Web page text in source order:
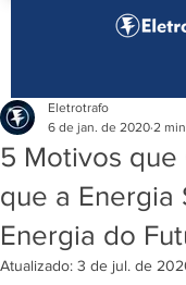
5 Motivos que
que a Energia
Energia do
Eletrotrafo
6 de jan. de 2020 2
Atualizado: 3 de jul. de